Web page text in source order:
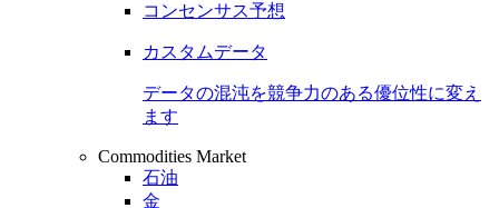
コンセンサス予想
カスタムデータ
データの混沌を競争力のある優位性に変え
ます
Commodities Market
石油
金